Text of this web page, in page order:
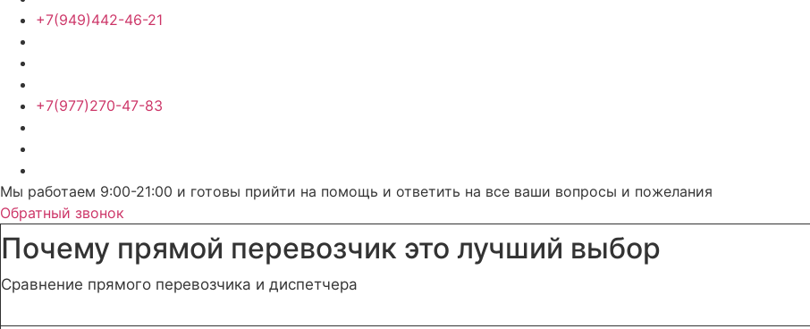
+7(949)442-46-21
+7(977)270-47-83
Мы работаем 9:00-21:00 и готовы прийти на помощь и ответить на все ваши вопросы и пожелания
Обратный звонок
Почему прямой перевозчик это лучший выбор
Сравнение прямого перевозчика и диспетчера